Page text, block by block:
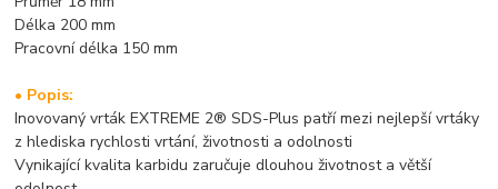
Délka 200 mm
Pracovní délka 150 mm
• Popis:
Inovovaný vrták EXTREME 2® SDS-Plus patří mezi nejlepší vrtáky
z hlediska rychlosti vrtání, životnosti a odolnosti
Vynikající kvalita karbidu zaručuje dlouhou životnost a větší